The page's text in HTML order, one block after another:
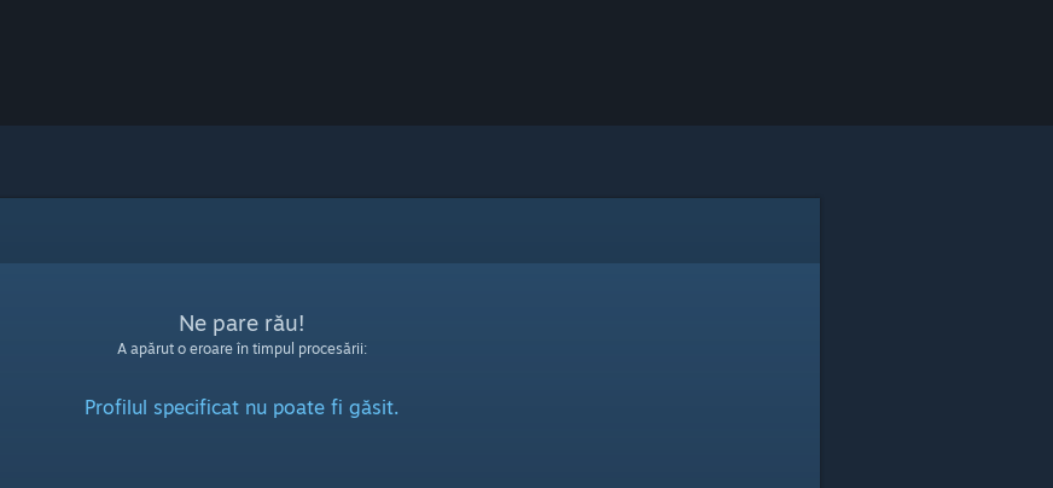
Ne pare rău!
A apărut o eroare în timpul procesării:
Profilul specificat nu poate fi găsit.